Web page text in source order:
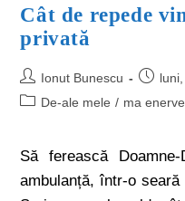
Cât de repede
privată
Ionut Bunescu
De-ale mele / ma
Să ferească
ambulanță, într-o